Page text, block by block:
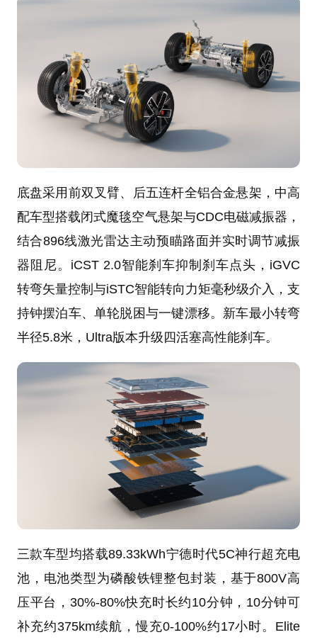
底盘采用前双叉臂、后五连杆全铝合金悬架，中高
配车型搭载闭式魔毯空气悬架与CDC电磁减振器，
结合896线激光雷达主动预瞄路面并实时调节减振
器阻尼。iCST 2.0智能刹车抑制刹车点头，iGVC
转弯矢量控制与iSTC智能转向力矩毫秒级介入，支
持钟摆泊车、单轮脱困与一键漂移。新车最小转弯
半径5.8米，Ultra版本升级四活塞高性能刹车。
三款车型均搭载89.33kWh宁德时代5C神行超充电
池，电池类型为磷酸铁锂整包封装，基于800V高
压平台，30%-80%快充时长约10分钟，10分钟可
补充约375km续航，慢充0-100%约17小时。Elite